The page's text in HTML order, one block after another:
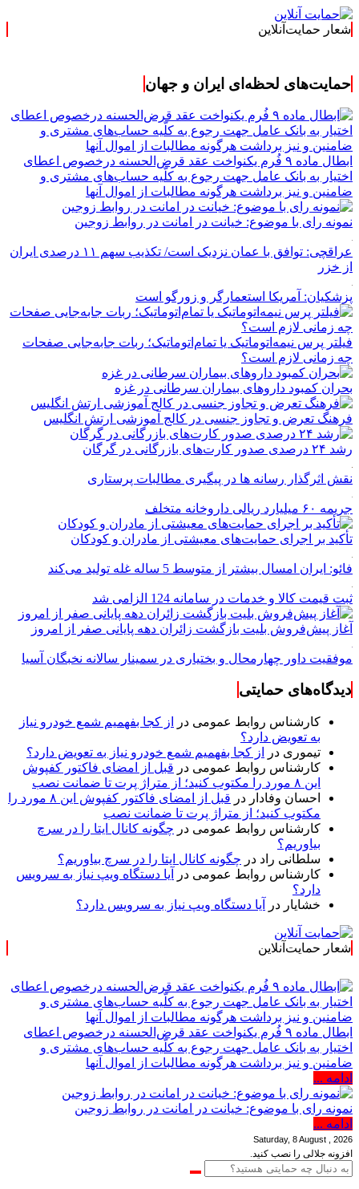
شعار حمایت‌آنلاین
حمایت‌های لحظه‌ای ایران و جهان
ابطال ماده ۹ فُرم یکنواخت عقد قرض‌الحسنه درخصوص اعطای
اختیار به بانک عامل جهت رجوع به کلّیه حساب‌های مشتری و
ضامنین و نیز برداشت هرگونه مطالبات از اموال آنها
نمونه رای با موضوع: خیانت در امانت در روابط زوجین
عراقچی: توافق با عمان نزدیک است/ تکذیب سهم ۱۱ درصدی ایران
از خزر
پزشکیان: آمریکا استعمارگر و زورگو است
فیلتر پرس نیمه‌اتوماتیک یا تمام‌اتوماتیک؛ ربات جابه‌جایی صفحات
چه زمانی لازم است؟
بحران کمبود دارو‌های بیماران سرطانی در غزه
فرهنگ تعرض و تجاوز جنسی در کالج آموزشی ارتش انگلیس
رشد ۲۴ درصدی صدور کارت‌های بازرگانی در گرگان
نقش اثرگذار رسانه ها در پیگیری مطالبات پرستاری
جریمه ۶۰ میلیارد ریالی داروخانه متخلف
تأکید بر اجرای حمایت‌های معیشتی از مادران و کودکان
فائو: ایران امسال بیشتر از متوسط 5 ساله غله تولید می‌کند
ثبت قیمت کالا و خدمات در سامانه 124 الزامی شد
آغاز پیش‌فروش بلیت بازگشت زائران دهه پایانی صفر از امروز
موفقیت داور چهارمحال و بختیاری در سمینار سالانه نخبگان آسیا
دیدگاه‌های حمایتی
کارشناس روابط عمومی در
از کجا بفهمیم شمع خودرو نیاز
به تعویض دارد؟
تیموری در
از کجا بفهمیم شمع خودرو نیاز به تعویض دارد؟
کارشناس روابط عمومی در قبل از امضای فاکتور کفپوش
این ۸ مورد را مکتوب کنید؛ از متراژ پرت تا ضمانت نصب
احسان وفادار در
قبل از امضای فاکتور کفپوش این ۸ مورد را
مکتوب کنید؛ از متراژ پرت تا ضمانت نصب
کارشناس روابط عمومی در چگونه کانال ایتا را در سرچ
بیاوریم؟
سلطانی راد در چگونه کانال ایتا را در سرچ بیاوریم؟
کارشناس روابط عمومی در
آیا دستگاه ویپ نیاز به سرویس
دارد؟
خشایار در آیا دستگاه ویپ نیاز به سرویس دارد؟
شعار حمایت‌آنلاین
ابطال ماده ۹ فُرم یکنواخت عقد قرض‌الحسنه درخصوص اعطای
اختیار به بانک عامل جهت رجوع به کلّیه حساب‌های مشتری و
ضامنین و نیز برداشت هرگونه مطالبات از اموال آنها
ادامه ...
نمونه رای با موضوع: خیانت در امانت در روابط زوجین
ادامه ...
Saturday, 8 August , 2026
افزونه جلالی را نصب کنید.